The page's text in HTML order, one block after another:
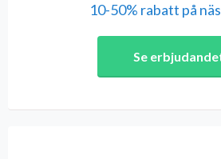
10-50% rabatt på
Se